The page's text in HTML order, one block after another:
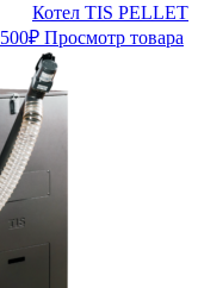
Котел TIS PELLET
₽ Просмотр товара